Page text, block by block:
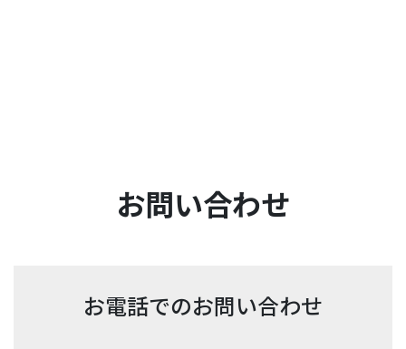
お問い合わせ
お電話でのお問い合わせ